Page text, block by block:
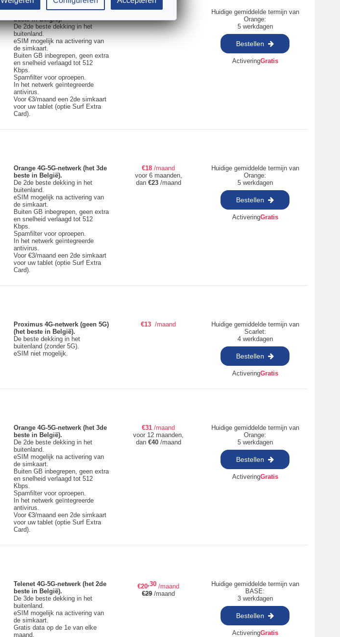
Orange 4G-5G-netwerk (het 3de
beste in België).
De 2de beste dekking in het
buitenland.
eSIM mogelijk na activering van
de simkaart.
Buiten GB inbegrepen, geen extra
en snelheid verlaagd tot 512
Kbps.
Spamfilter voor oproepen.
In het netwerk geïntegreerde
antivirus.
Voor €3/maand een 2de simkaart
voor uw tablet (optie Surf Extra
Card).
€15 /maand
Huidige gemiddelde termijn van
Orange:
5 werkdagen
Bestellen
ActiveringGratis
Orange 4G-5G-netwerk (het 3de
beste in België).
De 2de beste dekking in het
buitenland.
eSIM mogelijk na activering van
de simkaart.
Buiten GB inbegrepen, geen extra
en snelheid verlaagd tot 512
Kbps.
Spamfilter voor oproepen.
In het netwerk geïntegreerde
antivirus.
Voor €3/maand een 2de simkaart
voor uw tablet (optie Surf Extra
Card).
€18/maand
voor 6 maanden,
dan €23/maand
Huidige gemiddelde termijn van
Orange:
5 werkdagen
Bestellen
ActiveringGratis
Proximus 4G-netwerk (geen 5G)
(het beste in België).
De beste dekking in het
buitenland (zonder 5G).
eSIM niet mogelijk.
€13 /maand
Huidige gemiddelde termijn van
Scarlet:
4 werkdagen
Bestellen
ActiveringGratis
Orange 4G-5G-netwerk (het 3de
beste in België).
De 2de beste dekking in het
buitenland.
eSIM mogelijk na activering van
de simkaart.
Buiten GB inbegrepen, geen extra
en snelheid verlaagd tot 512
Kbps.
Spamfilter voor oproepen.
In het netwerk geïntegreerde
antivirus.
Voor €3/maand een 2de simkaart
voor uw tablet (optie Surf Extra
Card).
€31/maand
voor 12 maanden,
dan €40/maand
Huidige gemiddelde termijn van
Orange:
5 werkdagen
Bestellen
ActiveringGratis
Telenet 4G-5G-netwerk (het 2de
beste in België).
De 3de beste dekking in het
buitenland.
eSIM mogelijk na activering van
de simkaart.
Gratis data op de 1e van elke
maand.
€20,30 /maand
€29/maand
Huidige gemiddelde termijn van
BASE:
3 werkdagen
Bestellen
ActiveringGratis